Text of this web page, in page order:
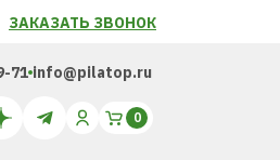
ЗАКАЗАТЬ ЗВОНОК
71 info@pilatop.ru